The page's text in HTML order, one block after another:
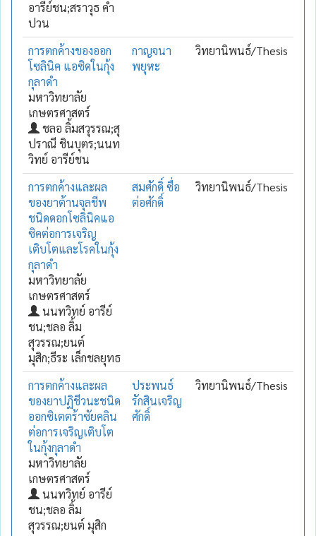
อารีย์ชน;สราวุธ คำ
ปวน
การตกค้างของออก
โซลินิค แอซิดในกุ้ง
กุลาดำ
มหาวิทยาลัย
เกษตรศาสตร์
ชลอ ลิ้มสวุรรณ;สุ
ปราณี ชินบุตร;นนท
วิทย์ อารีย์ชน
กาญจนา
พยุหะ
วิทยานิพนธ์/Thesis
การตกค้างและผล
ของยาต้านจุลชีพ
ชนิดดอกโซลินิคแอ
ซิคต่อการเจริญ
เติบโตและโรคในกุ้ง
กุลาดำ
มหาวิทยาลัย
เกษตรศาสตร์
นนทวิทย์ อารีย์
ชน;ชลอ ลิ้ม
สุวรรณ;ยนต์
มุสิก;ธีระ เล็กชลยุทธ
สมศักดิ์ ซื่อ
ต่อศักดิ์
วิทยานิพนธ์/Thesis
การตกค้างและผล
ของยาปฏิชีวนะชนิด
ออกซิเตตร้าซัยคลิน
ต่อการเจริญเติบโต
ในกุ้งกุลาดำ
มหาวิทยาลัย
เกษตรศาสตร์
นนทวิทย์ อารีย์
ชน;ชลอ ลิ้ม
สุวรรณ;ยนต์ มุสิก
ประพนธ์
รักสินเจริญ
ศักดิ์
วิทยานิพนธ์/Thesis